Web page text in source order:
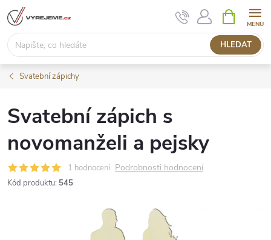
Přejít
na
obsah
HLEDAT
NÁKUPNÍ
KOŠÍK
Svatební zápichy
Svatební zápich s
novomanželi a pejsky
1 hodnocení Podrobnosti hodnocení
Kód produktu: 545